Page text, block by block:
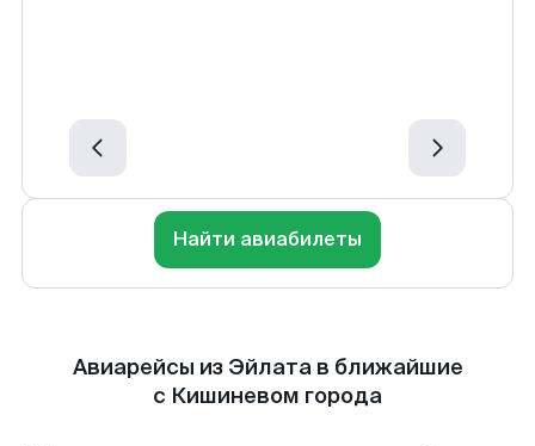
Найти авиабилеты
Авиарейсы из Эйлата в ближайшие
с Кишиневом города